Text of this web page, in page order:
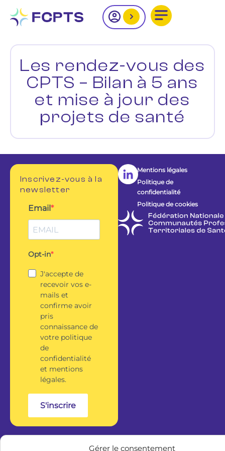
Gérer le consentement
Les rendez-vous des
CPTS – Bilan à 5 ans
et mise à jour des
projets de santé
Mentions légales
Politique de
confidentialité
Politique de cookies
Inscrivez-vous à la
newsletter
Email
Opt-in
J'accepte de
recevoir vos e-
mails et
confirme avoir
pris
connaissance de
votre politique
de
confidentialité
et mentions
légales.
S'inscrire